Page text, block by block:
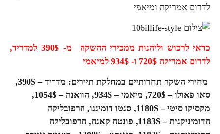
לדרום אמריקה ומיאמי
כדאי לרכוש וליהנות ממכירי ההשקה מ- 390$ למדריד,
לדרום אמריקה 720$
ו- 934$ למיאמי
מחירי השקה תחרותיים במחלקת תיירים:
מדריד – 390$,
סאו פאולו – 720$, מיאמי – 934$, הוואנה – 1054$,
מקסיקו סיטי – 1180$, סנטו דומינגו, הרפובליקה
הדומיניקנית – 1183$, פונטה קאנה, הרפובליקה